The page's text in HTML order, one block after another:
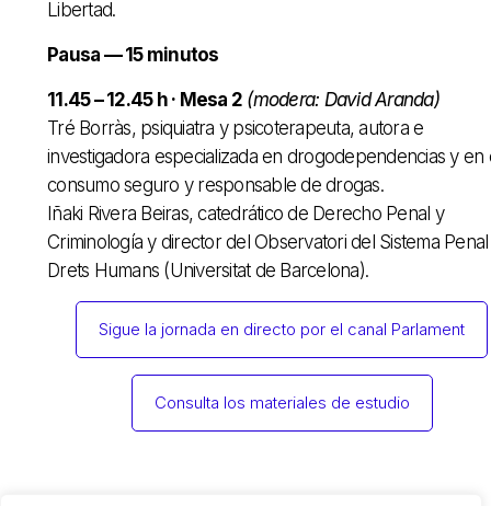
Libertad.
Pausa — 15 minutos
11.45 – 12.45 h · Mesa 2 (modera: David Aranda)
Tré Borràs, psiquiatra y psicoterapeuta, autora e
investigadora especializada en drogodependencias y en
consumo seguro y responsable de drogas.
Iñaki Rivera Beiras, catedrático de Derecho Penal y
Criminología y director del Observatori del Sistema Penal
Drets Humans (Universitat de Barcelona).
Sigue la jornada en directo por el canal Parlament
Consulta los materiales de estudio